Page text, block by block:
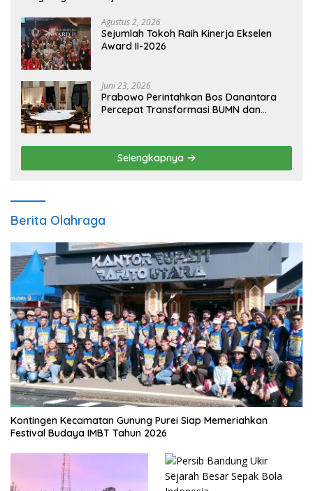
Agustus 2, 2026
Sejumlah Tokoh Raih Kinerja Ekselen
Award II-2026
Juni 23, 2026
Prabowo Perintahkan Bos Danantara
Percepat Transformasi BUMN dan
Selengkapnya
Berita Olahraga
Kontingen Kecamatan Gunung Purei Siap Memeriahkan
Festival Budaya IMBT Tahun 2026